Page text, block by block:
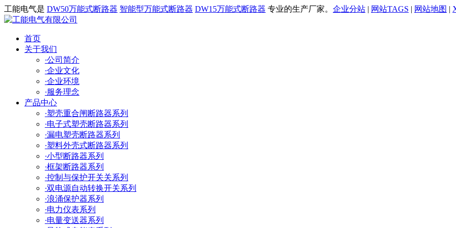
工能电气是 DW50万能式断路器 智能型万能式断路器 DW15万能式断路器 专业的生产厂家。 企业分站 | 网站TAGS | 网站地图 |
首页
关于我们
·公司简介
·企业文化
·企业环境
·服务理念
产品中心
·塑壳重合闸断路器系列
·电子式塑壳断路器系列
·漏电塑壳断路器系列
·塑料外壳式断路器系列
·小型断路器系列
·框架断路器系列
·控制与保护开关关系列
·双电源自动转换开关系列
·浪涌保护器系列
·电力仪表系列
·电量变送器系列